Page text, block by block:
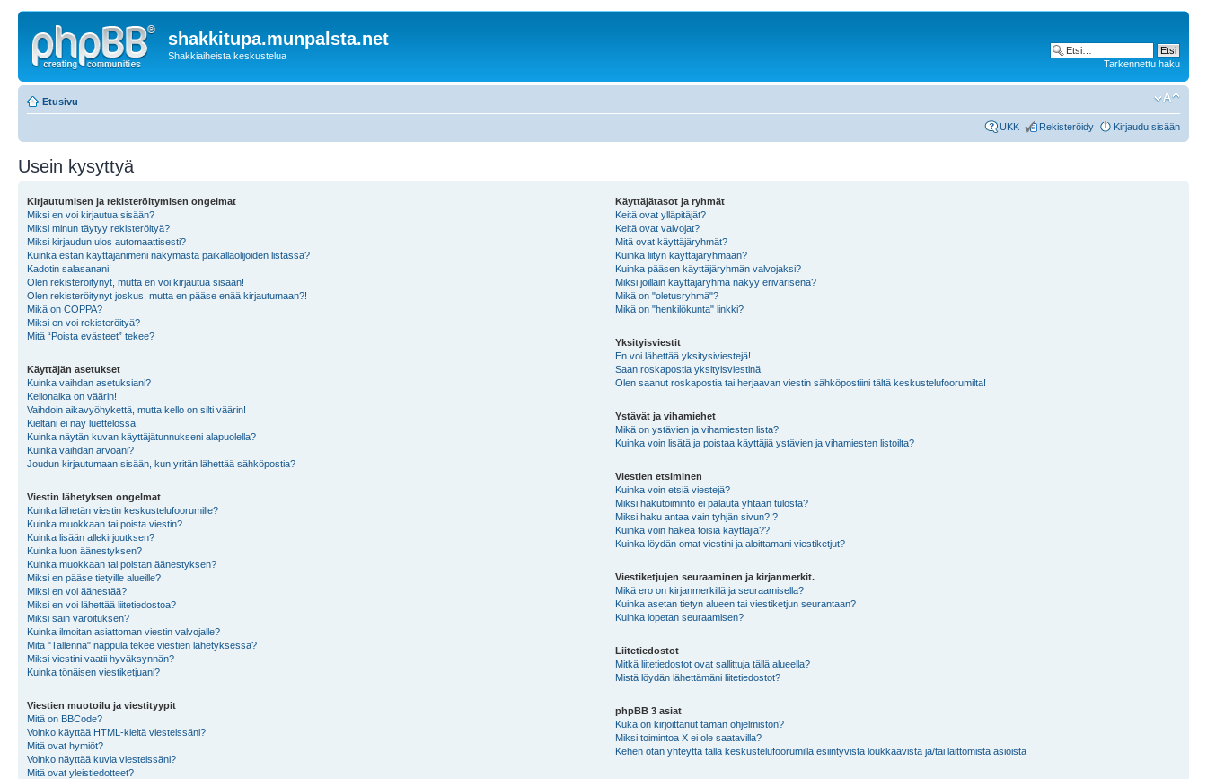
shakkitupa.munpalsta.net
Shakkiaiheista keskustelua
Tarkennettu haku
Etusivu
UKK Rekisteröidy Kirjaudu sisään
Usein kysyttyä
Kirjautumisen ja rekisteröitymisen ongelmat
Miksi en voi kirjautua sisään?
Miksi minun täytyy rekisteröityä?
Miksi kirjaudun ulos automaattisesti?
Kuinka estän käyttäjänimeni näkymästä paikallaolijoiden listassa?
Kadotin salasanani!
Olen rekisteröitynyt, mutta en voi kirjautua sisään!
Olen rekisteröitynyt joskus, mutta en pääse enää kirjautumaan?!
Mikä on COPPA?
Miksi en voi rekisteröityä?
Mitä “Poista evästeet” tekee?
Käyttäjän asetukset
Kuinka vaihdan asetuksiani?
Kellonaika on väärin!
Vaihdoin aikavyöhykettä, mutta kello on silti väärin!
Kieltäni ei näy luettelossa!
Kuinka näytän kuvan käyttäjätunnukseni alapuolella?
Kuinka vaihdan arvoani?
Joudun kirjautumaan sisään, kun yritän lähettää sähköpostia?
Viestin lähetyksen ongelmat
Kuinka lähetän viestin keskustelufoorumille?
Kuinka muokkaan tai poista viestin?
Kuinka lisään allekirjoutksen?
Kuinka luon äänestyksen?
Kuinka muokkaan tai poistan äänestyksen?
Miksi en pääse tietyille alueille?
Miksi en voi äänestää?
Miksi en voi lähettää liitetiedostoa?
Miksi sain varoituksen?
Kuinka ilmoitan asiattoman viestin valvojalle?
Mitä "Tallenna" nappula tekee viestien lähetyksessä?
Miksi viestini vaatii hyväksynnän?
Kuinka tönäisen viestiketjuani?
Viestien muotoilu ja viestityypit
Mitä on BBCode?
Voinko käyttää HTML-kieltä viesteissäni?
Mitä ovat hymiöt?
Voinko näyttää kuvia viesteissäni?
Mitä ovat yleistiedotteet?
Käyttäjätasot ja ryhmät
Keitä ovat ylläpitäjät?
Keitä ovat valvojat?
Mitä ovat käyttäjäryhmät?
Kuinka liityn käyttäjäryhmään?
Kuinka pääsen käyttäjäryhmän valvojaksi?
Miksi joillain käyttäjäryhmä näkyy erivärisenä?
Mikä on "oletusryhmä"?
Mikä on "henkilökunta" linkki?
Yksityisviestit
En voi lähettää yksitysiviestejä!
Saan roskapostia yksityisviestinä!
Olen saanut roskapostia tai herjaavan viestin sähköpostiini tältä keskustelufoorumilta!
Ystävät ja vihamiehet
Mikä on ystävien ja vihamiesten lista?
Kuinka voin lisätä ja poistaa käyttäjiä ystävien ja vihamiesten listoilta?
Viestien etsiminen
Kuinka voin etsiä viestejä?
Miksi hakutoiminto ei palauta yhtään tulosta?
Miksi haku antaa vain tyhjän sivun?!?
Kuinka voin hakea toisia käyttäjiä??
Kuinka löydän omat viestini ja aloittamani viestiketjut?
Viestiketjujen seuraaminen ja kirjanmerkit.
Mikä ero on kirjanmerkillä ja seuraamisella?
Kuinka asetan tietyn alueen tai viestiketjun seurantaan?
Kuinka lopetan seuraamisen?
Liitetiedostot
Mitkä liitetiedostot ovat sallittuja tällä alueella?
Mistä löydän lähettämäni liitetiedostot?
phpBB 3 asiat
Kuka on kirjoittanut tämän ohjelmiston?
Miksi toimintoa X ei ole saatavilla?
Kehen otan yhteyttä tällä keskustelufoorumilla esiintyvistä loukkaavista ja/tai laittomista asioista